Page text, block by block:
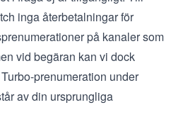
inga återbetalningar för
på kanaler som
vid begäran kan vi dock
prenumeration under
av din ursprungliga